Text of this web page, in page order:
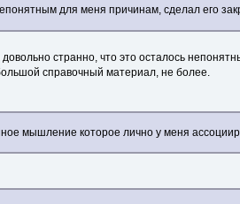
для меня причинам, сделал его
странно, что это осталось
справочный материал, не более.
мышление которое лично у меня